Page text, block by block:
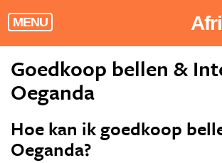
MENU
Goedkoop bellen &
Oeganda
Hoe kan ik goedkoop
Oeganda?